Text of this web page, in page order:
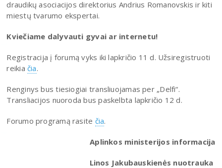
draudikų asociacijos direktorius Andrius Romanovskis ir kiti
miestų tvarumo ekspertai.
Kviečiame dalyvauti gyvai ar internetu!
Registracija į forumą vyks iki lapkričio 11 d. Užsiregistruoti
reikiačia.
Renginys bus tiesiogiai transliuojamas per „Delfi“.
Transliacijos nuoroda bus paskelbta lapkričio 12 d.
Forumo programą rasite čia.
Aplinkos ministerijos informacija
Linos Jakubauskienės nuotrauka